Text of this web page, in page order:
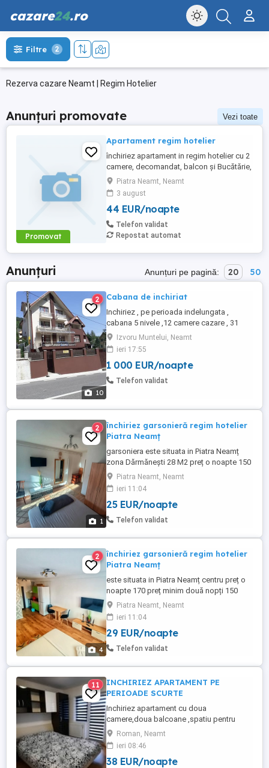
cazare24.ro
Rezerva cazare Neamt | Regim Hotelier
Filtre 2
Anunțuri promovate Vezi toate
Promovat
Apartament regim hotelier
închiriez apartament in regim hotelier cu 2
camere, decomandat, balcon și Bucătărie,
in Dărmănești nr 80, bl K10, scara A, ap 33
Piatra Neamt, Neamt
3 august
44 EUR/noapte
Telefon validat
Repostat automat
Anunțuri Anunțuri pe pagină: 20 50
10
2 Cabana de inchiriat
Inchiriez , pe perioada indelungata ,
cabana 5 nivele ,12 camere cazare , 31
locuri , pregatita pentru autorizare turism
** , situata in Izvoru Muntelui 136 , Bicaz-
judetul Neamt. Cabana este finalizata in
anul 2000 , este din beton pe cadre , cu
goluri umplute cu caramida , ...
Izvoru Muntelui, Neamt
ieri 17:55
1 000 EUR/noapte
Telefon validat
1
2
închiriez garsonieră regim hotelier
Piatra Neamț
garsoniera este situata in Piatra Neamț
zona Dărmănești 28 M2 preț o noapte 150
lei preț minim 4 nopți 135 lei perioadele
mai lungi se pot negocia un funcție de
perioada bucătărie baie aragaz centrala
mașina de spălat curata și primitoare
Piatra Neamt, Neamt
ieri 11:04
25 EUR/noapte
Telefon validat
4
2
închiriez garsonieră regim hotelier
Piatra Neamț
este situata in Piatra Neamț centru preț o
noapte 170 preț minim două nopți 150
Piatra Neamt, Neamt
ieri 11:04
29 EUR/noapte
Telefon validat
11
INCHIRIEZ APARTAMENT PE
PERIOADE SCURTE
Inchiriez apartament cu doua
camere,doua balcoane ,spatiu pentru
fumatori,baie hol debara
,bucatarie,complet mobilat si utilat in
detaliu,menaj de schimb.Se inchiriaza pe
perioade scurte minim 4 zile si mazim o
Roman, Neamt
ieri 08:46
38 EUR/noapte